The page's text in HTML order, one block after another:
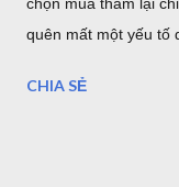
quên mất một yếu tố
cân đối. Ngược lại,
CHIA SẺ